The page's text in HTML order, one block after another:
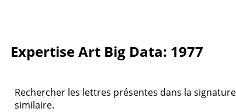
Expertise Art Big Data: 1977
Rechercher les lettres présentes dans la
similaire.